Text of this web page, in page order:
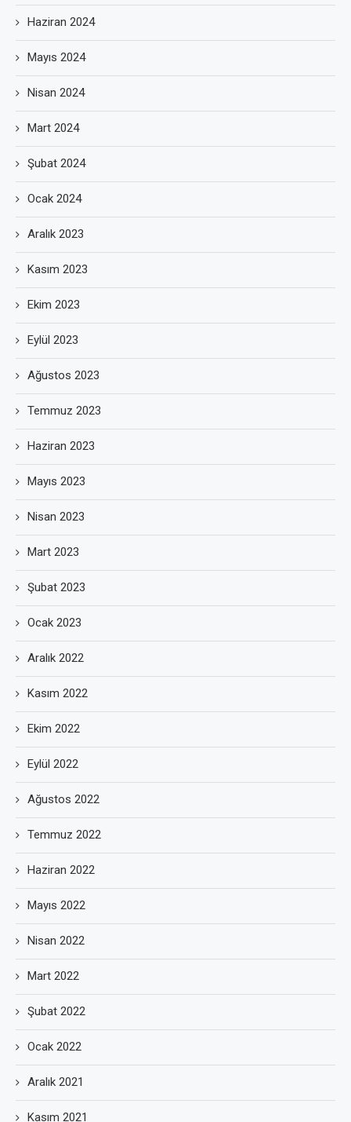
Haziran 2024
Mayıs 2024
Nisan 2024
Mart 2024
Şubat 2024
Ocak 2024
Aralık 2023
Kasım 2023
Ekim 2023
Eylül 2023
Ağustos 2023
Temmuz 2023
Haziran 2023
Mayıs 2023
Nisan 2023
Mart 2023
Şubat 2023
Ocak 2023
Aralık 2022
Kasım 2022
Ekim 2022
Eylül 2022
Ağustos 2022
Temmuz 2022
Haziran 2022
Mayıs 2022
Nisan 2022
Mart 2022
Şubat 2022
Ocak 2022
Aralık 2021
Kasım 2021